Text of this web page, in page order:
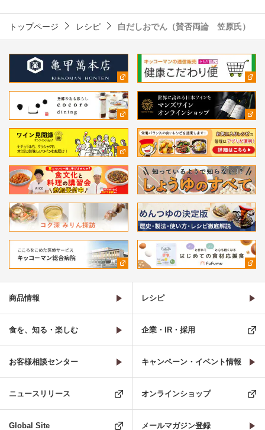
トップページ レシピ 白だしおでん（賛否両論 笠原氏）
商品情報 レシピ
食を、知る・楽しむ 企業・IR・採用
お客様相談センター キャンペーン・イベント情報
ニュースリリース オンラインショップ
Global Site メールマガジン登録